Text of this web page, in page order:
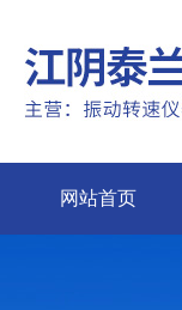
网站首页